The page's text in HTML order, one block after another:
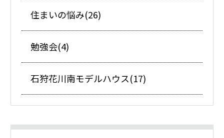
住まいの悩み(26)
勉強会(4)
石狩花川南モデルハウス(17)